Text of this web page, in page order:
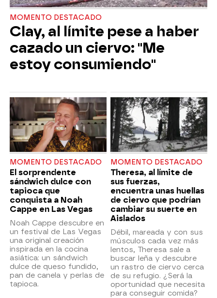
MOMENTO DESTACADO
Clay, al límite pese a haber
cazado un ciervo: "Me
estoy consumiendo"
MOMENTO DESTACADO
El sorprendente
sándwich dulce con
tapioca que
conquista a Noah
Cappe en Las Vegas
Noah Cappe descubre en
un festival de Las Vegas
una original creación
inspirada en la cocina
asiática: un sándwich
dulce de queso fundido,
pan de canela y perlas de
tapioca.
MOMENTO DESTACADO
Theresa, al límite de
sus fuerzas,
encuentra unas huellas
de ciervo que podrían
cambiar su suerte en
Aislados
Débil, mareada y con sus
músculos cada vez más
lentos, Theresa sale a
buscar leña y descubre
un rastro de ciervo cerca
de su refugio. ¿Será la
oportunidad que necesita
para conseguir comida?